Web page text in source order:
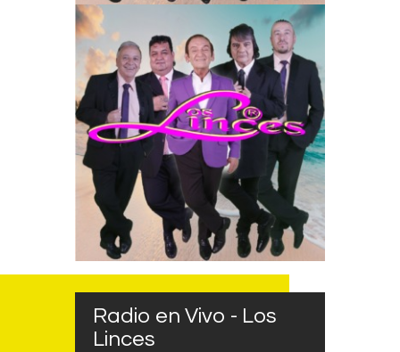
Radio en Vivo - Los
Linces